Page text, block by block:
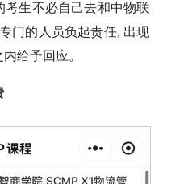
生不必自己去和中物联
门的人员负起责任, 出现
给予回应。